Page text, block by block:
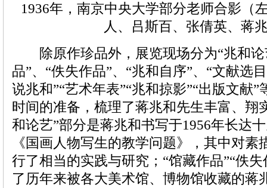
1936年，南京中央大学部分老师合影（
人、吕斯百、张倩英、蒋
除原作珍品外，展览现场分为“兆和论
品”、“佚失作品”、“兆和自序”、“文献选
说兆和”“艺术年表”“兆和掠影”“出版文献
时间的准备，梳理了蒋兆和先生丰富、翔
和论艺”部分是蒋兆和书写于1956年长达
《国画人物写生的教学问题》，其中对素
行了相当的实践与研究；“馆藏作品”“佚
了历年来被各大美术馆、博物馆收藏的蒋